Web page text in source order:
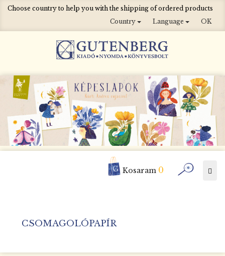
Choose country to help you with the shipping of ordered products
Country
Language OK
Kosaram 0
CSOMAGOLÓPAPÍR